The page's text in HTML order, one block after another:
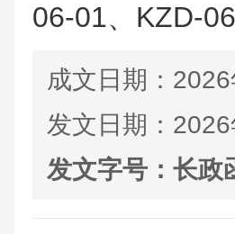
06-01、KZD-
成文日期： 2026
发文日期： 2026
发文字号： 长政